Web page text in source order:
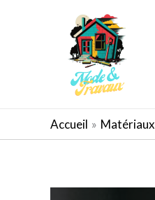
Accueil Matériaux